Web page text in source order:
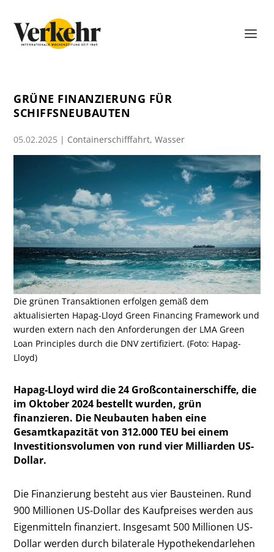
GRÜNE FINANZIERUNG FÜR
SCHIFFSNEUBAUTEN
05.02.2025 | Containerschifffahrt,Wasser
Die grünen Transaktionen erfolgen gemäß dem
aktualisierten Hapag-Lloyd Green Financing Framework und
wurden extern nach den Anforderungen der LMA Green
Loan Principles durch die DNV zertifiziert. (Foto: Hapag-
Lloyd)
Hapag-Lloyd wird die 24 Großcontainerschiffe, die
im Oktober 2024 bestellt wurden, grün
finanzieren. Die Neubauten haben eine
Gesamtkapazität von 312.000 TEU bei einem
Investitionsvolumen von rund vier Milliarden US-
Dollar.
Die Finanzierung besteht aus vier Bausteinen. Rund
900 Millionen US-Dollar des Kaufpreises werden aus
Eigenmitteln finanziert. Insgesamt 500 Millionen US-
Dollar werden durch bilaterale Hypothekendarlehen